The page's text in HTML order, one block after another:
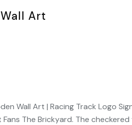
Art
Wall Art | Racing Track Logo
The Brickyard. The